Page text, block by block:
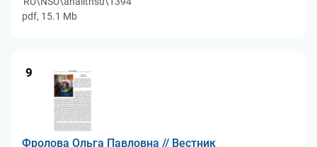
pdf, 15.1 Mb
9
Фролова Ольга Павловна // Вестник